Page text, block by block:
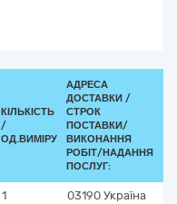
КІЛЬКІСТЬ
/
ОД.ВИМІРУ
АДРЕСА
ДОСТАВКИ /
СТРОК
ПОСТАВКИ/
ВИКОНАННЯ
РОБІТ/НАДАННЯ
ПОСЛУГ:
1
03190 Україна